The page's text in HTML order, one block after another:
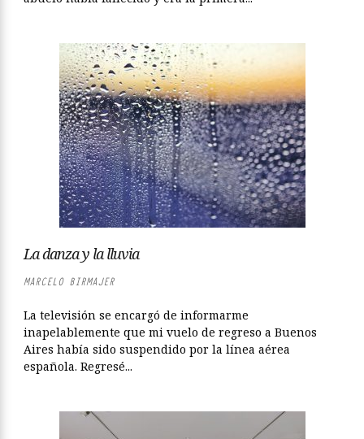
La danza y la lluvia
MARCELO BIRMAJER
La televisión se encargó de informarme
inapelablemente que mi vuelo de regreso a Buenos
Aires había sido suspendido por la línea aérea
española. Regresé...